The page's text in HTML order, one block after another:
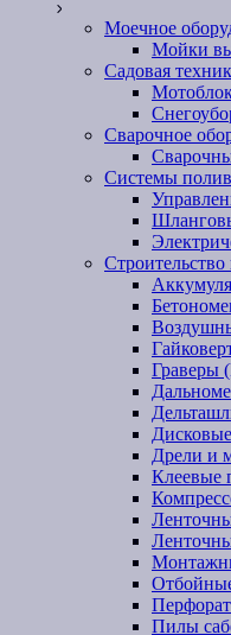
Моечное
Мойки
Садовая
Сварочное
Системы
Граверы
Дрели и
Клеевые
Пилы